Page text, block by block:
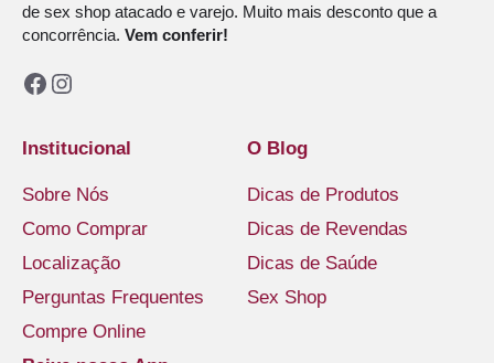
de sex shop atacado e varejo. Muito mais desconto que a
concorrência. Vem conferir!
Facebook
Instagram
Institucional
Sobre Nós
Como Comprar
Localização
Perguntas Frequentes
Compre Online
O Blog
Dicas de Produtos
Dicas de Revendas
Dicas de Saúde
Sex Shop